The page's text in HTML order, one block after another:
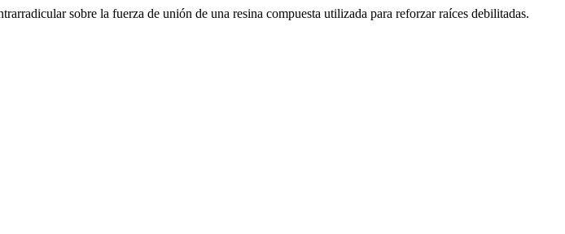
sobre la fuerza de unión de una resina compuesta utilizada para reforzar raíces debilitadas.